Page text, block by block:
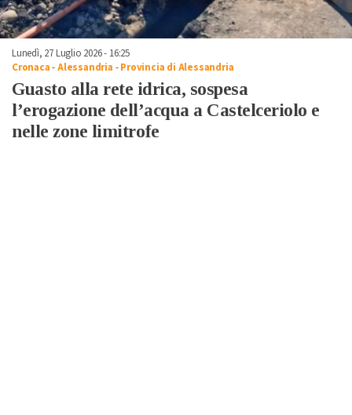
Lunedì, 27 Luglio 2026 - 16:25
Cronaca-Alessandria -Provincia di Alessandria
Guasto alla rete idrica, sospesa
l’erogazione dell’acqua a Castelceriolo e
nelle zone limitrofe